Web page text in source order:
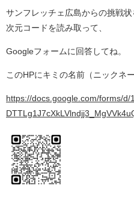
サンフレッチェ広島からの挑戦
次元コードを読み取って、
Googleフォームに回答してね。
このHPにキミの名前（ニックネ
https://docs.google.com/forms/d/